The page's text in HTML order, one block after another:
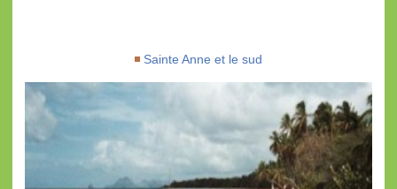
Sainte Anne et le sud